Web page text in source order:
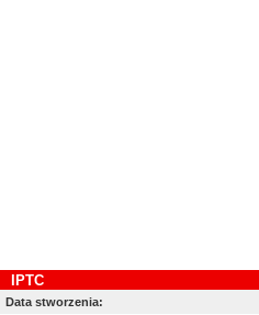
IPTC
Data stworzenia: